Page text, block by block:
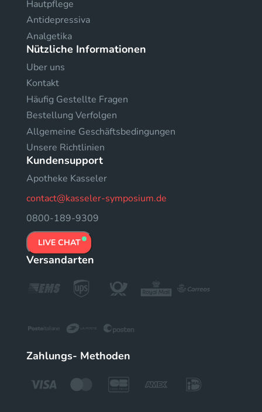
Hautpflege
Antidepressiva
Analgetika
Nützliche Informationen
Uber uns
Kontakt
Häufig Gestellte Fragen
Bestellung Verfolgen
Allgemeine Geschäftsbedingungen
Unsere Richtlinien
Kundensupport
Apotheke Kasseler
contact@kasseler-symposium.de
0800-189-9309
LIVE CHAT
Versandarten
Zahlungs- Methoden